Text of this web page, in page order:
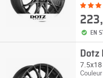
223,
EN
Dotz
7.5x18